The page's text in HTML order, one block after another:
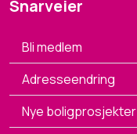
Snarveier
Bli medlem
Adresseendring
Nye boligprosjekter